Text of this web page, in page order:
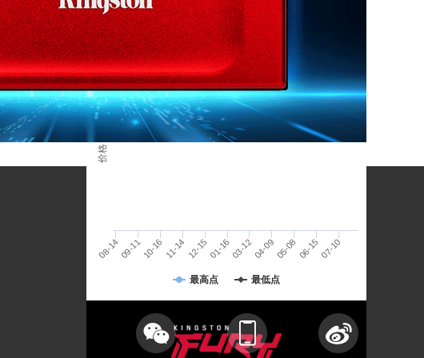
价格 / 单位：
人民币
08-1409-1110-16 11-14 12-1501-1603-1204-0905-08 06-1507-10
最高点 最低点
存储未来，赢得先机